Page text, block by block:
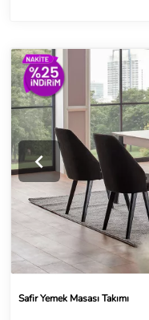
Safir Yemek Masası Takımı